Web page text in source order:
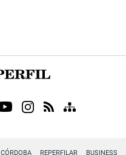
CÓRDOBA REPERFILAR BUSINESS